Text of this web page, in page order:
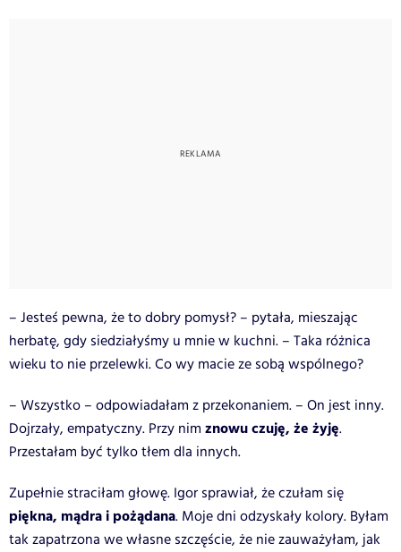
– Jesteś pewna, że to dobry pomysł? – pytała, mieszając
herbatę, gdy siedziałyśmy u mnie w kuchni. – Taka różnica
wieku to nie przelewki. Co wy macie ze sobą wspólnego?
– Wszystko – odpowiadałam z przekonaniem. – On jest inny.
Dojrzały, empatyczny. Przy nim znowu czuję, że żyję.
Przestałam być tylko tłem dla innych.
Zupełnie straciłam głowę. Igor sprawiał, że czułam się
piękna, mądra i pożądana. Moje dni odzyskały kolory. Byłam
tak zapatrzona we własne szczęście, że nie zauważyłam, jak